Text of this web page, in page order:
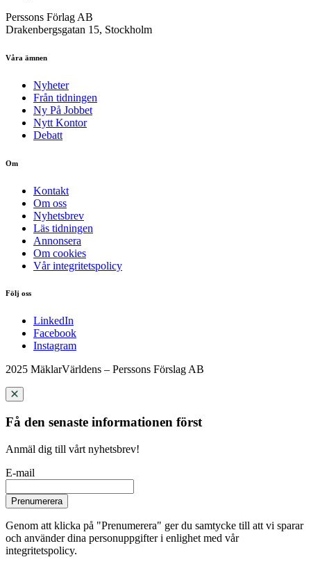
Perssons Förlag AB
Drakenbergsgatan 15, Stockholm
Våra ämnen
Nyheter
Från tidningen
Ny På Jobbet
Nytt Kontor
Debatt
Om
Kontakt
Om oss
Nyhetsbrev
Läs tidningen
Annonsera
Om cookies
Vår integritetspolicy
Följ oss
LinkedIn
Facebook
Instagram
2025 MäklarVärldens – Perssons Förslag AB
Få den senaste informationen först
Anmäl dig till vårt nyhetsbrev!
E-mail
Prenumerera
Genom att klicka på "Prenumerera" ger du samtycke till att vi sparar
och använder dina personuppgifter i enlighet med vår
integritetspolicy.